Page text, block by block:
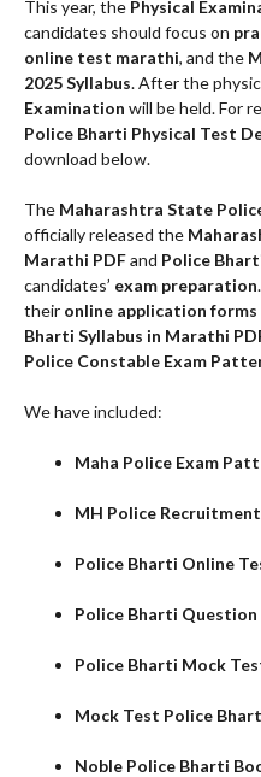
This year, the Physical
candidates should focus on
online test marathi, and the
2025 Syllabus. After the
Examination will be held. For
Police Bharti Physical Test
download below.
The Maharashtra State
officially released the
Marathi PDFand Police
candidates’ exam preparation
their online application forms
Bharti Syllabus in Marathi
Police Constable Exam
We have included:
Maha Police Exam
MH Police
Police Bharti Online
Police Bharti Question
Police Bharti Mock
Mock Test Police
Noble Police Bharti